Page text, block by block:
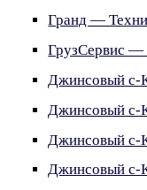
Гранд —
ГрузСервис —
Джинсовый с-
Джинсовый с-
Джинсовый с-
Джинсовый с-